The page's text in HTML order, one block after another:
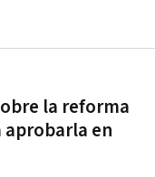
la reforma
aprobarla en